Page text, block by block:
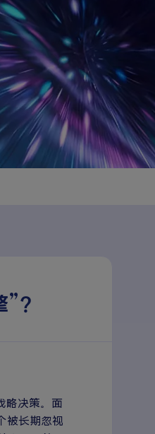
？
略决策。面
被长期忽视